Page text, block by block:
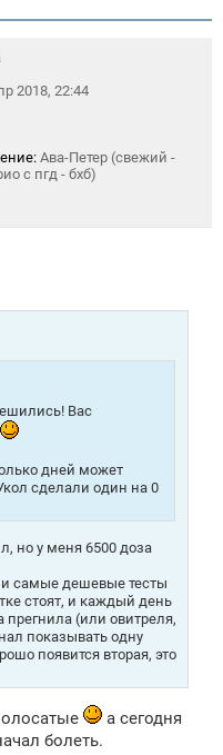
2018, 22:44
Ава-Петер (свежий -
с пгд - бхб)
Вас
дней может
сделали один на 0
но у меня 6500 доза
самые дешевые тесты
стоят, и каждый день
(или овитреля,
показывать одну
появится вторая, это
а сегодня
болеть.